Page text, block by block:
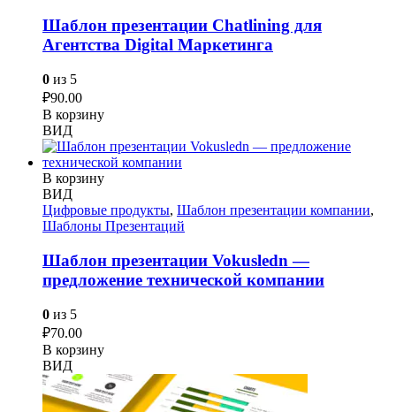
Шаблон презентации Chatlining для
Агентства Digital Маркетинга
0 из 5
₽90.00
В корзину
ВИД
В корзину
ВИД
Цифровые продукты, Шаблон презентации компании,
Шаблоны Презентаций
Шаблон презентации Vokusledn —
предложение технической компании
0 из 5
₽70.00
В корзину
ВИД